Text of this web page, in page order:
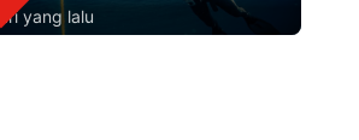
yang lalu